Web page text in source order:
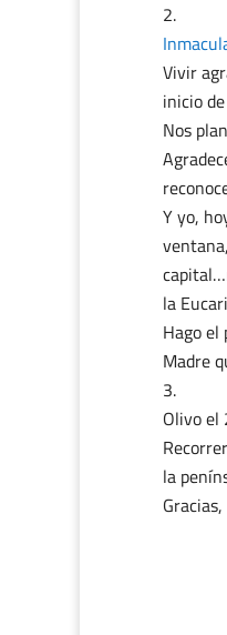
Vivir
inicio
Nos
Y yo,
la
Hago el
Madre
Olivoel
la